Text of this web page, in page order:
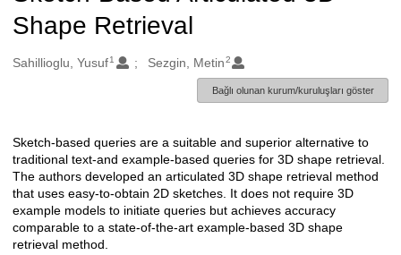
Shape Retrieval
Oluşturanlar
Sahillioglu, Yusuf1 Sezgin, Metin2
Bağlı olunan kurum/kuruluşları göster
Açıklama
Sketch-based queries are a suitable and superior alternative to
traditional text-and example-based queries for 3D shape retrieval.
The authors developed an articulated 3D shape retrieval method
that uses easy-to-obtain 2D sketches. It does not require 3D
example models to initiate queries but achieves accuracy
comparable to a state-of-the-art example-based 3D shape
retrieval method.